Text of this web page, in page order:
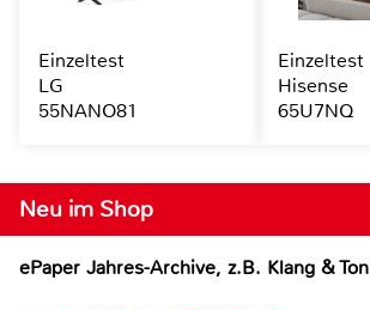
Neu im Shop
ePaper Jahres-Archive, z.B. Klang & Ton
Einzeltest
LG
55NANO81
Einzeltest
Hisense
65U7NQ